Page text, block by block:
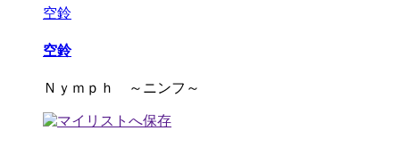
空鈴
空鈴
Ｎｙｍｐｈ ～ニンフ～